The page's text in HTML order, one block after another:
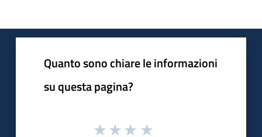
Quanto sono chiare le informazioni
su questa pagina?